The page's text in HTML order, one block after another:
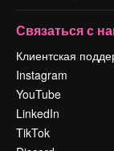
Связаться с
Клиентская
Instagram
YouTube
LinkedIn
TikTok